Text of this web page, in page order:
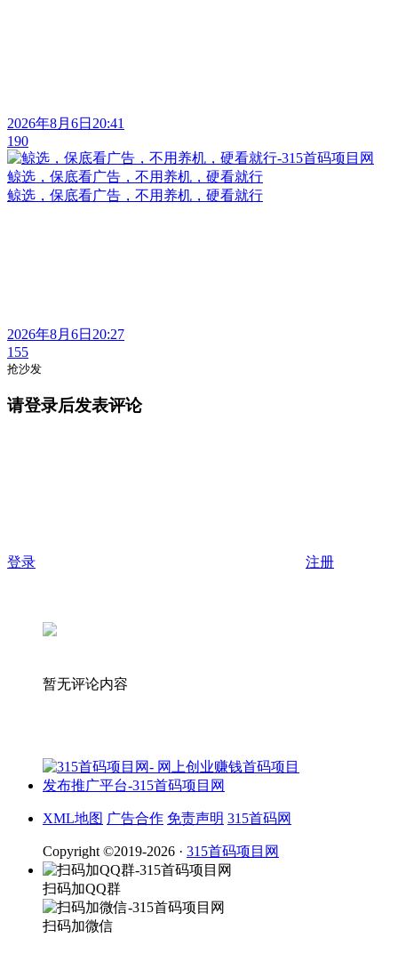
2026年8月6日20:41
190
鲸选，保底看广告，不用养机，硬看就行
鲸选，保底看广告，不用养机，硬看就行
2026年8月6日20:27
155
抢沙发
请登录后发表评论
登录 注册
暂无评论内容
XML地图 广告合作 免责声明 315首码网
Copyright ©2019-2026 · 315首码项目网
扫码加QQ群
扫码加微信